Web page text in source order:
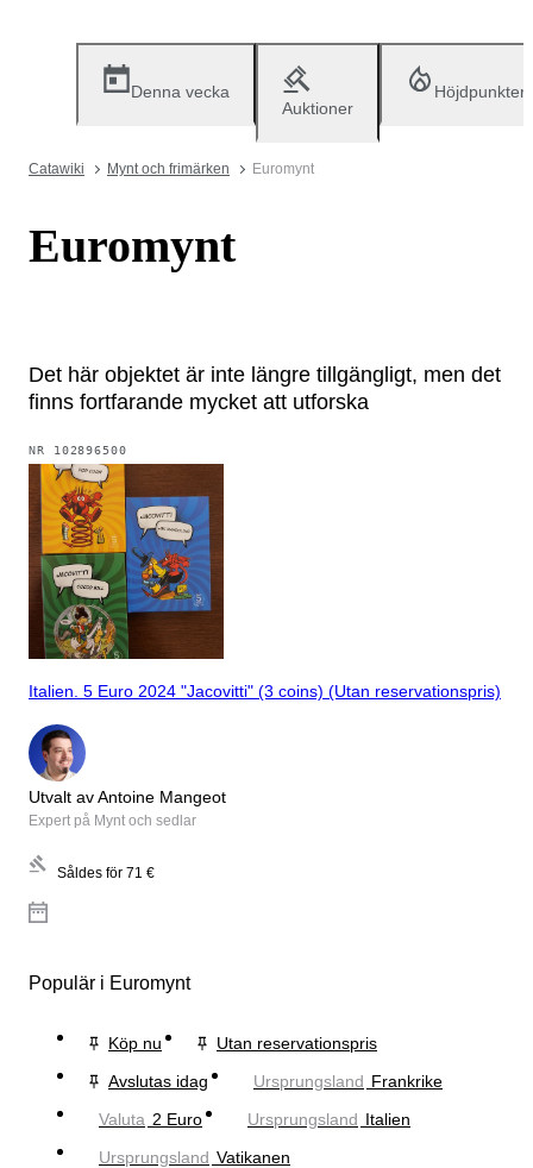
Denna vecka
Auktioner
Höjdpunkter
Catawiki Mynt och frimärken Euromynt
Euromynt
Det här objektet är inte längre tillgängligt, men det
finns fortfarande mycket att utforska
NR 102896500
Italien. 5 Euro 2024 "Jacovitti" (3 coins) (Utan reservationspris)
Utvalt av Antoine Mangeot
Expert på Mynt och sedlar
Såldes för 71 €
Populär i Euromynt
Köp nu
Utan reservationspris
Avslutas idag
Ursprungsland Frankrike
Valuta 2 Euro Ursprungsland Italien
Ursprungsland Vatikanen